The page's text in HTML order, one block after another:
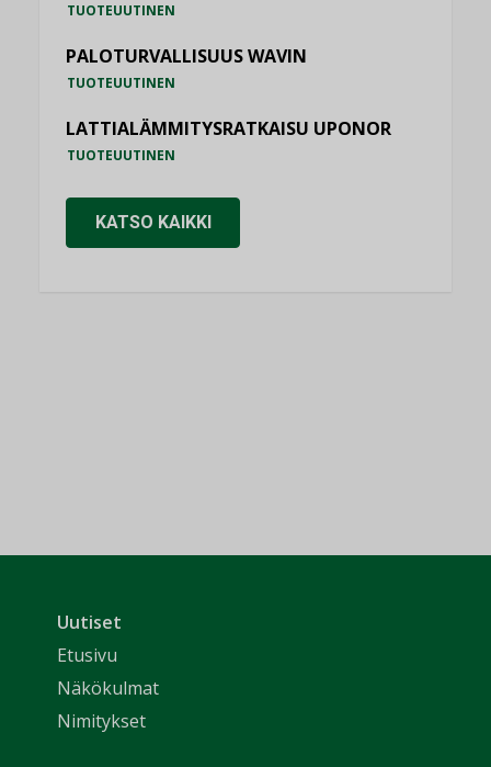
TUOTEUUTINEN
PALOTURVALLISUUS WAVIN
TUOTEUUTINEN
LATTIALÄMMITYSRATKAISU UPONOR
TUOTEUUTINEN
KATSO KAIKKI
Uutiset
Etusivu
Näkökulmat
Nimitykset